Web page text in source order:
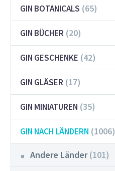
GIN BOTANICALS (65)
GIN BÜCHER (20)
GIN GESCHENKE (42)
GIN GLÄSER (17)
GIN MINIATUREN (35)
GIN NACH LÄNDERN (1006)
Andere Länder (101)